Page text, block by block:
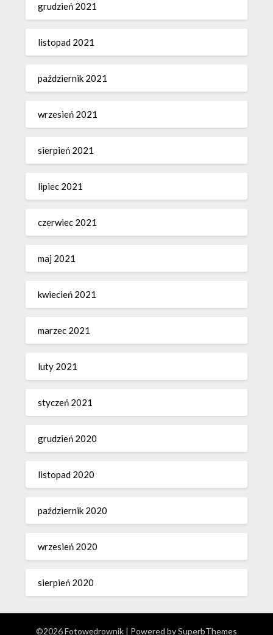
grudzień 2021
listopad 2021
październik 2021
wrzesień 2021
sierpień 2021
lipiec 2021
czerwiec 2021
maj 2021
kwiecień 2021
marzec 2021
luty 2021
styczeń 2021
grudzień 2020
listopad 2020
październik 2020
wrzesień 2020
sierpień 2020
©2026 Fotowędrownik | Powered bySuperbThemes